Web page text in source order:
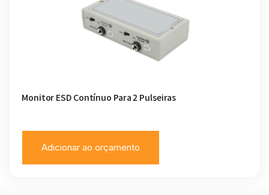
Monitor ESD Contínuo Para 2 Pulseiras
Adicionar ao orçamento